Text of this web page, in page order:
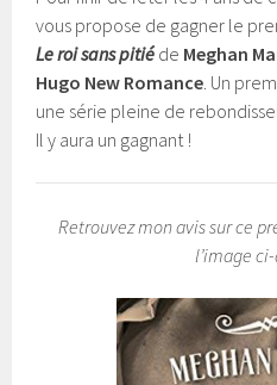
vous propose de gagner le
Le roi sans pitié de Meghan
Hugo New Romance . Un
une série pleine de
Il y aura un gagnant !
Retrouvez mon avis sur ce
l’image